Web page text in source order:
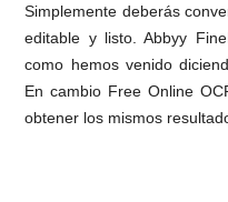
Simplemente deberás
editable y listo. Abbyy
como hemos venido
En cambio Free Online
obtener los mismos